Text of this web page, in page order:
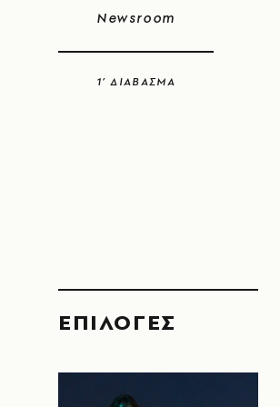
Newsroom
1’ ΔΙΑΒΑΣΜΑ
EΠΙΛΟΓΈΣ